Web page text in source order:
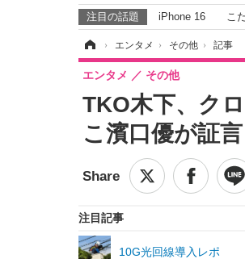
注目の話題 iPhone 16 こ
› エンタメ › その他 › 記事
TKO木下、ク
こ濱口優が証言
エンタメ その他
注目記事
10G光回線導入レポ